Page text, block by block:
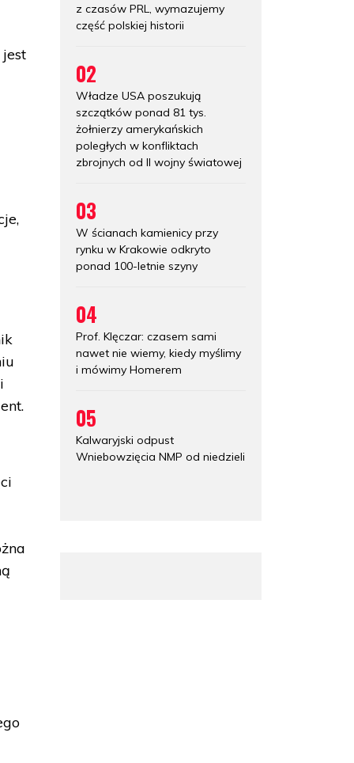
z czasów PRL, wymazujemy
część polskiej historii
02
Władze USA poszukują
szczątków ponad 81 tys.
żołnierzy amerykańskich
poległych w konfliktach
zbrojnych od II wojny światowej
03
W ścianach kamienicy przy
rynku w Krakowie odkryto
ponad 100-letnie szyny
04
Prof. Klęczar: czasem sami
nawet nie wiemy, kiedy myślimy
i mówimy Homerem
05
Kalwaryjski odpust
Wniebowzięcia NMP od niedzieli